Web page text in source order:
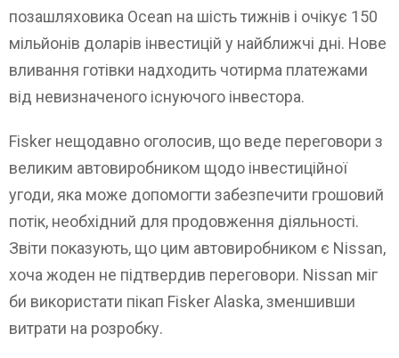
позашляховика Ocean на шість тижнів і очікує 150
мільйонів доларів інвестицій у найближчі дні. Нове
вливання готівки надходить чотирма платежами
від невизначеного існуючого інвестора.
Fisker нещодавно оголосив, що веде переговори з
великим автовиробником щодо інвестиційної
угоди, яка може допомогти забезпечити грошовий
потік, необхідний для продовження діяльності.
Звіти показують, що цим автовиробником є Nissan,
хоча жоден не підтвердив переговори. Nissan міг
би використати пікап Fisker Alaska, зменшивши
витрати на розробку.